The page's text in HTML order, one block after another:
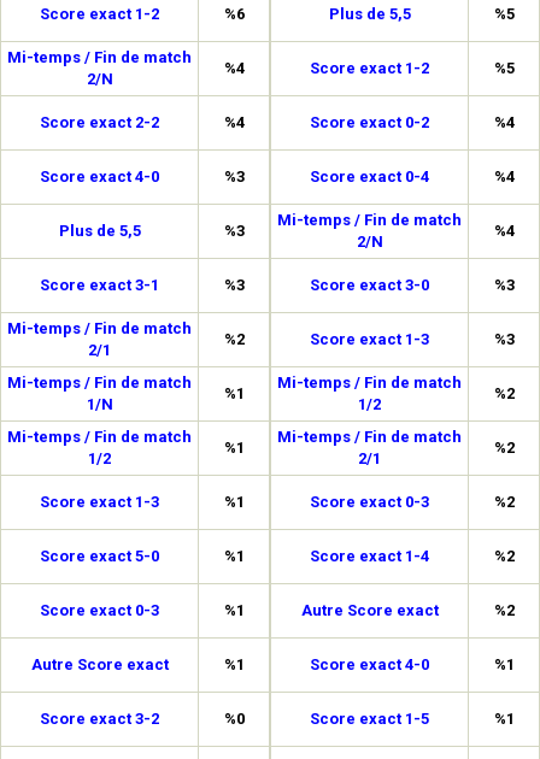
Score exact 1-2 %6
Mi-temps / Fin de match
2/N
%4
Score exact 2-2 %4
Score exact 4-0 %3
Plus de 5,5 %3
Score exact 3-1 %3
Mi-temps / Fin de match
2/1
%2
Mi-temps / Fin de match
1/N
%1
Mi-temps / Fin de match
1/2
%1
Score exact 1-3 %1
Score exact 5-0 %1
Score exact 0-3 %1
Autre Score exact %1
Score exact 3-2 %0
Plus de 5,5 %5
Score exact 1-2 %5
Score exact 0-2 %4
Score exact 0-4 %4
Mi-temps / Fin de match
2/N
%4
Score exact 3-0 %3
Score exact 1-3 %3
Mi-temps / Fin de match
1/2
%2
Mi-temps / Fin de match
2/1
%2
Score exact 0-3 %2
Score exact 1-4 %2
Autre Score exact %2
Score exact 4-0 %1
Score exact 1-5 %1